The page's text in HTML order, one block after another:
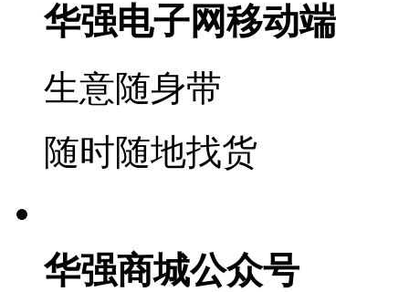
华强电子网移动端
生意随身带
随时随地找货
华强商城公众号